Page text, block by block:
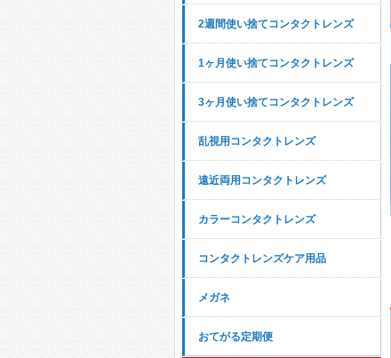
2週間使い捨てコンタクトレンズ
1ヶ月使い捨てコンタクトレンズ
3ヶ月使い捨てコンタクトレンズ
乱視用コンタクトレンズ
遠近両用コンタクトレンズ
カラーコンタクトレンズ
コンタクトレンズケア用品
メガネ
おてがる定期便